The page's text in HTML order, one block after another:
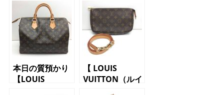
本日の質預かり
【LOUIS
【 LOUIS
VUITTON（ルイ